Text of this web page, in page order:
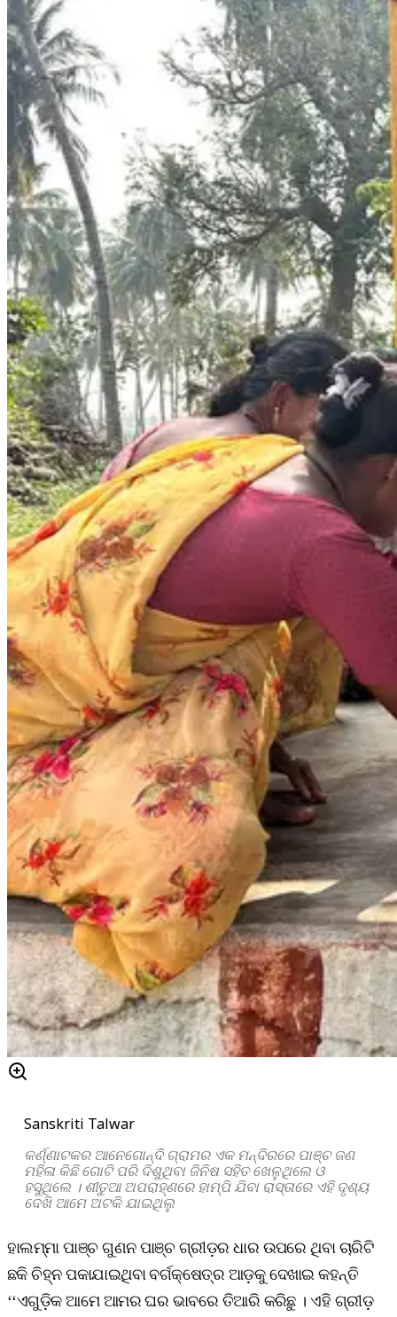
Sanskriti Talwar
କର୍ଣ୍ଣାଟକର ଆନେଗୋନ୍ଦି ଗ୍ରାମର ଏକ ମନ୍ଦିରରେ ପାଞ୍ଚ ଜଣ
ମହିଳା କିଛି ଗୋଟି ପରି ଦିଶୁଥିବା ଜିନିଷ ସହିତ ଖେଳୁଥିଲେ ଓ
ହସୁଥିଲେ । ଶୀତୁଆ ଅପରାହ୍ଣରେ ହାମ୍ପି ଯିବା ରାସ୍ତାରେ ଏହି ଦୃଶ୍ୟ
ଦେଖି ଆମେ ଅଟକି ଯାଇଥିଲୁ
ହାଲମ୍ମା ପାଞ୍ଚ ଗୁଣନ ପାଞ୍ଚ ଗ୍ରୀଡ଼ର ଧାର ଉପରେ ଥିବା ଚାରିଟି
ଛକି ଚିହ୍ନ ପକାଯାଇଥିବା ବର୍ଗକ୍ଷେତ୍ର ଆଡ଼କୁ ଦେଖାଇ କହନ୍ତି
‘‘ଏଗୁଡ଼ିକ ଆମେ ଆମର ଘର ଭାବରେ ତିଆରି କରିଛୁ । ଏହି ଗ୍ରୀଡ଼